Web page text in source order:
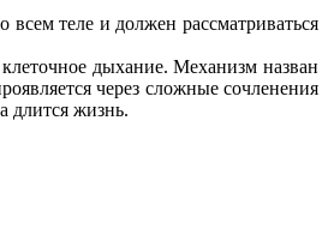
теле и должен рассматриваться
дыхание. Механизм назван
через сложные сочленения
длится жизнь.